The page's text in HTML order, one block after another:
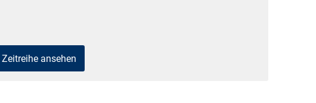
Zeitreihe ansehen